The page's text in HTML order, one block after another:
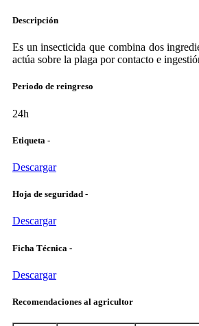
Descripción
Es un insecticida que combina dos
actúa sobre la plaga por contacto e
Periodo de reingreso
24h
Etiqueta -
Descargar
Hoja de seguridad -
Descargar
Ficha Técnica -
Descargar
Recomendaciones al agricultor